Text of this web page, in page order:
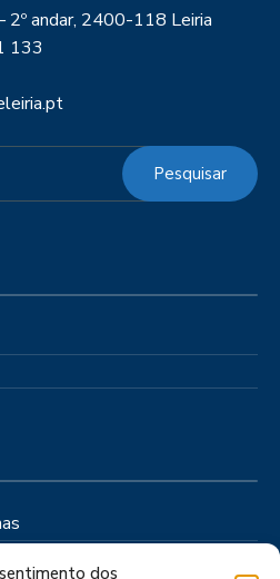
dos
2º andar, 2400-118 Leiria
133
Pesquisar